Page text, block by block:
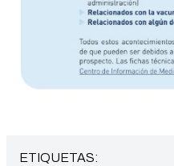
ETIQUETAS: